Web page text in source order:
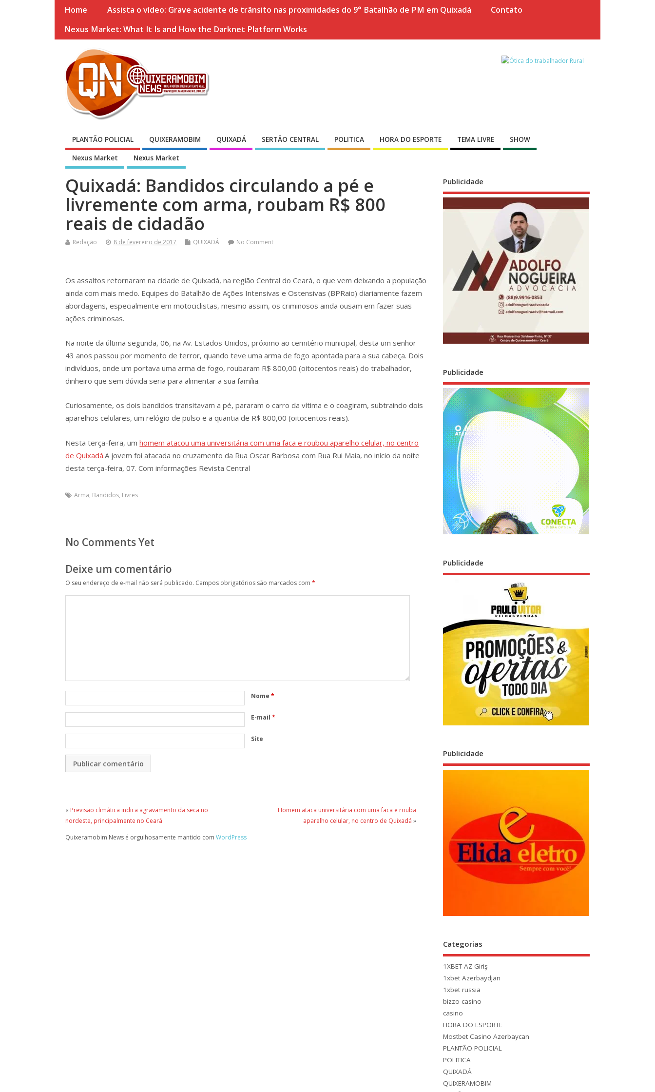
Home Assista o vídeo: Grave acidente de trânsito nas proximidades do 9° Batalhão de PM em Quixadá
Contato
Nexus Market: What It Is and How the Darknet Platform Works
PLANTÃO POLICIAL QUIXERAMOBIM QUIXADÁ SERTÃO CENTRAL POLITICA HORA DO ESPORTE TEMA LIVRE SHOW
Nexus Market Nexus Market
Quixadá: Bandidos circulando a pé e
livremente com arma, roubam R$ 800
reais de cidadão
Redação 8 de fevereiro de 2017 QUIXADÁ No Comment
Os assaltos retornaram na cidade de Quixadá, na região Central do Ceará, o que vem deixando a população
ainda com mais medo. Equipes do Batalhão de Ações Intensivas e Ostensivas (BPRaio) diariamente fazem
abordagens, especialmente em motociclistas, mesmo assim, os criminosos ainda ousam em fazer suas
ações criminosas.
Na noite da última segunda, 06, na Av. Estados Unidos, próximo ao cemitério municipal, desta um senhor
43 anos passou por momento de terror, quando teve uma arma de fogo apontada para a sua cabeça. Dois
indivíduos, onde um portava uma arma de fogo, roubaram R$ 800,00 (oitocentos reais) do trabalhador,
dinheiro que sem dúvida seria para alimentar a sua família.
Curiosamente, os dois bandidos transitavam a pé, pararam o carro da vítima e o coagiram, subtraindo dois
aparelhos celulares, um relógio de pulso e a quantia de R$ 800,00 (oitocentos reais).
Nesta terça-feira, umhomem atacou uma universitária com uma faca e roubou aparelho celular, no centro
de Quixadá.A jovem foi atacada no cruzamento da Rua Oscar Barbosa com Rua Rui Maia, no início da noite
desta terça-feira, 07. Com informações Revista Central
Arma, Bandidos, Livres
No Comments Yet
Deixe um comentário
O seu endereço de e-mail não será publicado. Campos obrigatórios são marcados com*
Nome*
E-mail*
Site
« Previsão climática indica agravamento da seca no
nordeste, principalmente no Ceará
Homem ataca universitária com uma faca e rouba
aparelho celular, no centro de Quixadá »
Publicidade
Publicidade
Publicidade
Publicidade
Categorias
1XBET AZ Giriş
1xbet Azerbaydjan
1xbet russia
bizzo casino
casino
HORA DO ESPORTE
Mostbet Casino Azerbaycan
PLANTÃO POLICIAL
POLITICA
QUIXADÁ
QUIXERAMOBIM
Quixeramobim News é orgulhosamente mantido comWordPress